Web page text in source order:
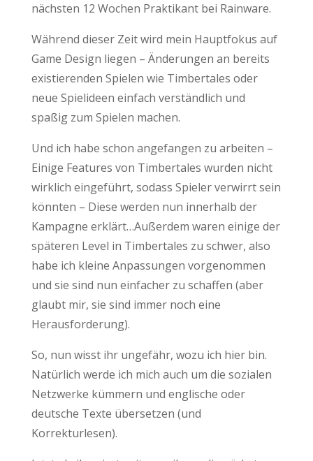
nächsten 12 Wochen Praktikant bei Rainware.
Während dieser Zeit wird mein Hauptfokus auf
Game Design liegen – Änderungen an bereits
existierenden Spielen wie Timbertales oder
neue Spielideen einfach verständlich und
spaßig zum Spielen machen.
Und ich habe schon angefangen zu arbeiten –
Einige Features von Timbertales wurden nicht
wirklich eingeführt, sodass Spieler verwirrt sein
könnten – Diese werden nun innerhalb der
Kampagne erklärt…Außerdem waren einige der
späteren Level in Timbertales zu schwer, also
habe ich kleine Anpassungen vorgenommen
und sie sind nun einfacher zu schaffen (aber
glaubt mir, sie sind immer noch eine
Herausforderung).
So, nun wisst ihr ungefähr, wozu ich hier bin.
Natürlich werde ich mich auch um die sozialen
Netzwerke kümmern und englische oder
deutsche Texte übersetzen (und
Korrekturlesen).